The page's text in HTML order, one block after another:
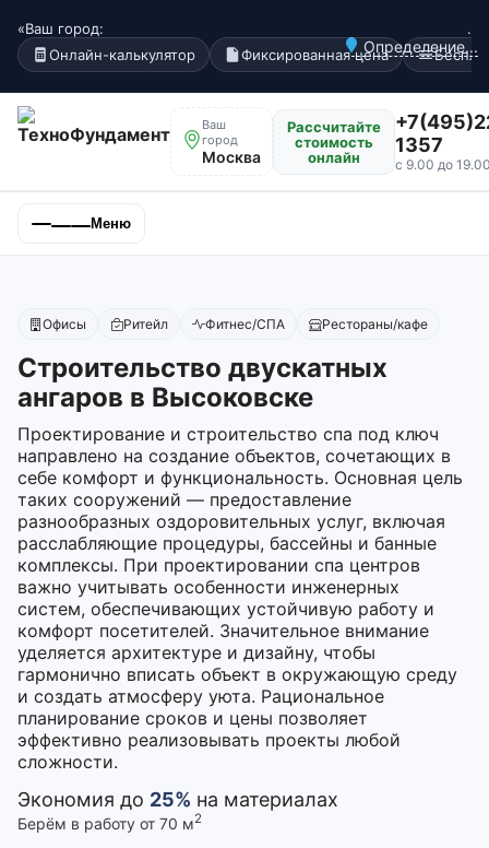
«Ваш город:
Определение...
.
Онлайн-калькулятор
Фиксированная цена
Ваш
город
Москва
Рассчитайте
стоимость
онлайн
1357
с 9.00 до
Меню
Офисы Ритейл Фитнес/СПА Рестораны/кафе
Строительство двускатных
ангаров в Высоковске
Проектирование и строительство спа под ключ
направлено на создание объектов, сочетающих в
себе комфорт и функциональность. Основная цель
таких сооружений — предоставление
разнообразных оздоровительных услуг, включая
расслабляющие процедуры, бассейны и банные
комплексы. При проектировании спа центров
важно учитывать особенности инженерных
систем, обеспечивающих устойчивую работу и
комфорт посетителей. Значительное внимание
уделяется архитектуре и дизайну, чтобы
гармонично вписать объект в окружающую среду
и создать атмосферу уюта. Рациональное
планирование сроков и цены позволяет
эффективно реализовывать проекты любой
сложности.
Экономия до 25% на материалах
Берём в работу от 70 м2